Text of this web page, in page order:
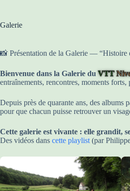
Galerie
📸 Présentation de la Galerie —
Bienvenue dans la Galerie duVTT
entraînements, rencontres, moments
Depuis près de quarante ans, des albums
pour que chacun puisse retrouver un
Cette galerie est vivante : elle grandit,
Des vidéos dans cette playlist (par